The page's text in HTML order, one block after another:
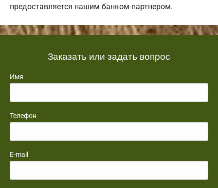
предоставляется нашим банком-партнером.
Заказать или задать вопрос
Имя
Телефон
E-mail